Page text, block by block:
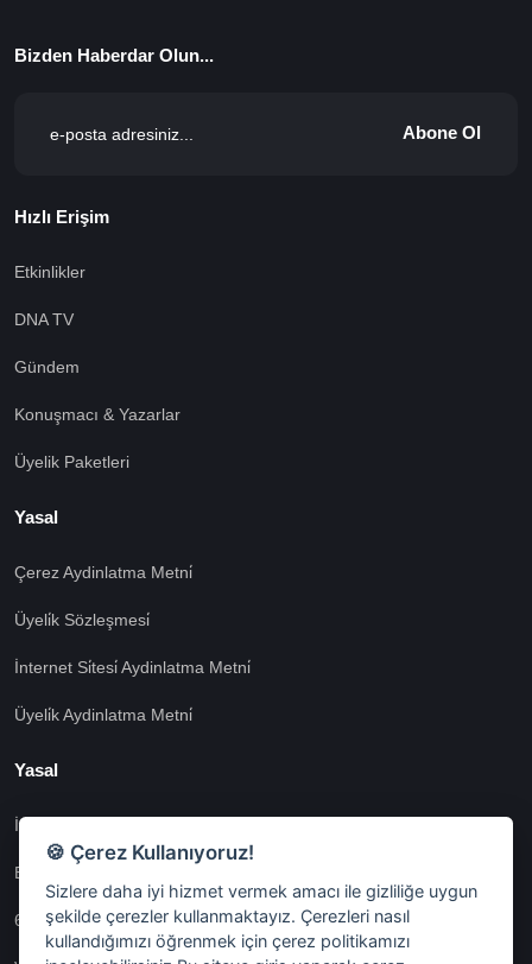
Bizden Haberdar Olun...
Abone Ol
Hızlı Erişim
Etkinlikler
DNA TV
Gündem
Konuşmacı & Yazarlar
Üyelik Paketleri
Yasal
Çerez Aydinlatma Metni̇
Üyeli̇k Sözleşmesi̇
İnternet Si̇tesi̇ Aydinlatma Metni̇
Üyeli̇k Aydinlatma Metni̇
Yasal
İşlem Rehberi̇
Etk İzni̇ Metni̇
6698 Sayili Kvkk Gereği̇nce Veri̇ Sorumlusuna Başvuru Formu
🍪 Çerez Kullanıyoruz!
Sizlere daha iyi hizmet vermek amacı ile gizliliğe uygun
şekilde çerezler kullanmaktayız. Çerezleri nasıl
kullandığımızı öğrenmek için çerez politikamızı